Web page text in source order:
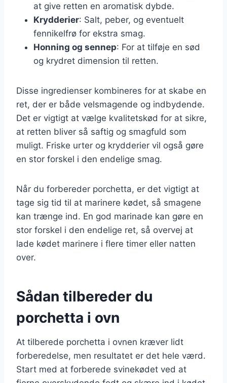
at give retten en aromatisk dybde.
Krydderier: Salt, peber, og eventuelt
fennikelfrø for ekstra smag.
Honning og sennep: For at tilføje en sød
og krydret dimension til retten.
Disse ingredienser kombineres for at skabe en
ret, der er både velsmagende og indbydende.
Det er vigtigt at vælge kvalitetskød for at sikre,
at retten bliver så saftig og smagfuld som
muligt. Friske urter og krydderier vil også gøre
en stor forskel i den endelige smag.
Når du forbereder porchetta, er det vigtigt at
tage sig tid til at marinere kødet, så smagene
kan trænge ind. En god marinade kan gøre en
stor forskel i den endelige ret, så overvej at
lade kødet marinere i flere timer eller natten
over.
Sådan tilbereder du
porchetta i ovn
At tilberede porchetta i ovnen kræver lidt
forberedelse, men resultatet er det hele værd.
Start med at forberede svinekødet ved at